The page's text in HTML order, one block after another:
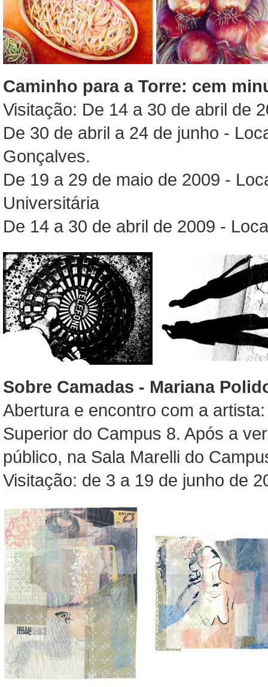
Caminho para a Torre: cem
Visitação: De 14 a 30 de abril de
De 30 de abril a 24 de junho -
Gonçalves.
De 19 a 29 de maio de 2009 -
Universitária
De 14 a 30 de abril de 2009 -
Sobre Camadas - Mariana
Abertura e encontro com a
Superior do Campus 8. Após a
público, na Sala Marelli do
Visitação: de 3 a 19 de junho de